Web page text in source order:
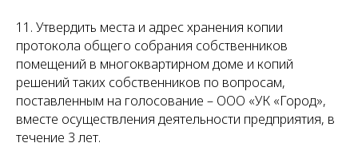
11. Утвердить места и адрес хранения копии
протокола общего собрания собственников
помещений в многоквартирном доме и копий
решений таких собственников по вопросам,
поставленным на голосование – ООО «УК «Город»,
вместе осуществления деятельности предприятия, в
течение 3 лет.